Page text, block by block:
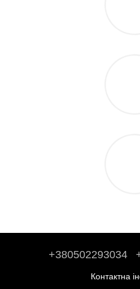
+380502293034
Контактна